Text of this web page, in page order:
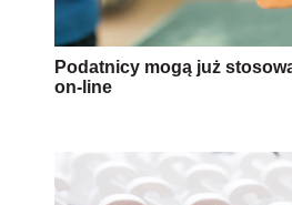
Podatnicy mogą już
on-line